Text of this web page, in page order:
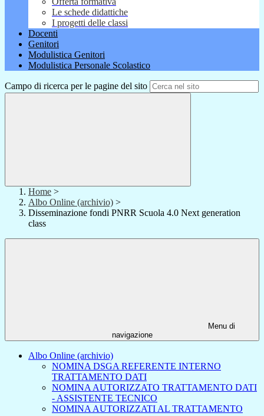
Le schede didattiche
I progetti delle classi
Docenti
Genitori
Modulistica Genitori
Modulistica Personale Scolastico
Campo di ricerca per le pagine del sito
Home >
Albo Online (archivio) >
Disseminazione fondi PNRR Scuola 4.0 Next generation
class
Menu di
navigazione
Albo Online (archivio)
NOMINA DSGA REFERENTE INTERNO
TRATTAMENTO DATI
NOMINA AUTORIZZATO TRATTAMENTO DATI
- ASSISTENTE TECNICO
NOMINA AUTORIZZATI AL TRATTAMENTO